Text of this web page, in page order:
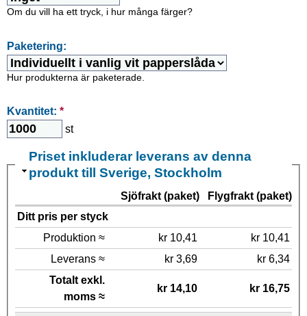
Om du vill ha ett tryck, i hur många färger?
Paketering:
Hur produkterna är paketerade.
Kvantitet: *
st
Priset inkluderar leverans av denna
produkt till Sverige, Stockholm
Sjöfrakt (paket)
Flygfrakt (paket)
Ditt pris per styck
Produktion ≈
kr 10,41
kr 10,41
Leverans ≈
kr 3,69
kr 6,34
Totalt exkl.
moms ≈
kr 14,10 kr 16,75